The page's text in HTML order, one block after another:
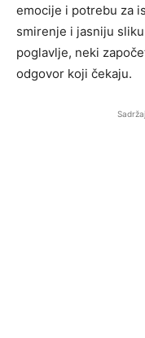
emocije i potrebu za
smirenje i jasniju
poglavlje, neki
odgovor koji čekaju.